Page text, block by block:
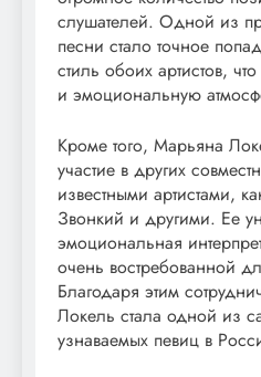
слушателей. Одной из
песни стало точное
стиль обоих артистов,
и эмоциональную
Кроме того, Марьяна
участие в других
известными артистами,
Звонкий и другими. Ее
эмоциональная
очень востребованной
Благодаря этим
Локель стала одной из
узнаваемых певиц в